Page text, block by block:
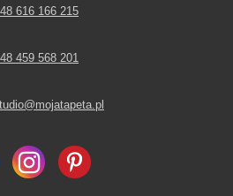
616 166 215
459 568 201